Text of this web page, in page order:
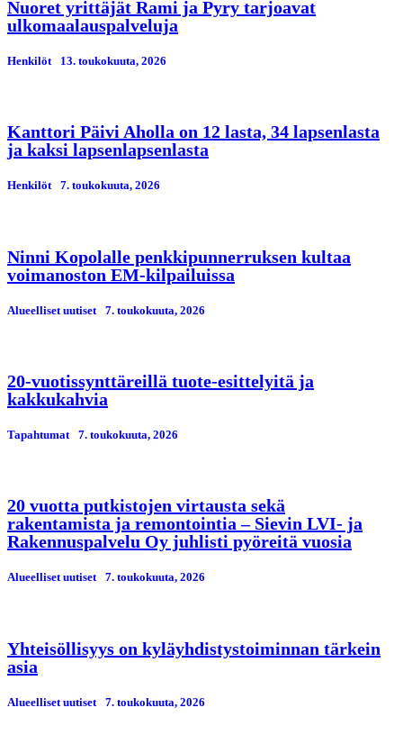
Nuoret yrittäjät Rami ja Pyry tarjoavat
ulkomaalauspalveluja
Henkilöt 13. toukokuuta, 2026
Kanttori Päivi Aholla on 12 lasta, 34 lapsenlasta
ja kaksi lapsenlapsenlasta
Henkilöt 7. toukokuuta, 2026
Ninni Kopolalle penkkipunnerruksen kultaa
voimanoston EM-kilpailuissa
Alueelliset uutiset 7. toukokuuta, 2026
20-vuotissynttäreillä tuote-esittelyitä ja
kakkukahvia
Tapahtumat 7. toukokuuta, 2026
20 vuotta putkistojen virtausta sekä
rakentamista ja remontointia – Sievin LVI- ja
Rakennuspalvelu Oy juhlisti pyöreitä vuosia
Alueelliset uutiset 7. toukokuuta, 2026
Yhteisöllisyys on kyläyhdistystoiminnan tärkein
asia
Alueelliset uutiset 7. toukokuuta, 2026